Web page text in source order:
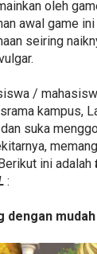
oleh
awal game
seiring
/
kampus,
suka
ini adalah
:
dengan mudah